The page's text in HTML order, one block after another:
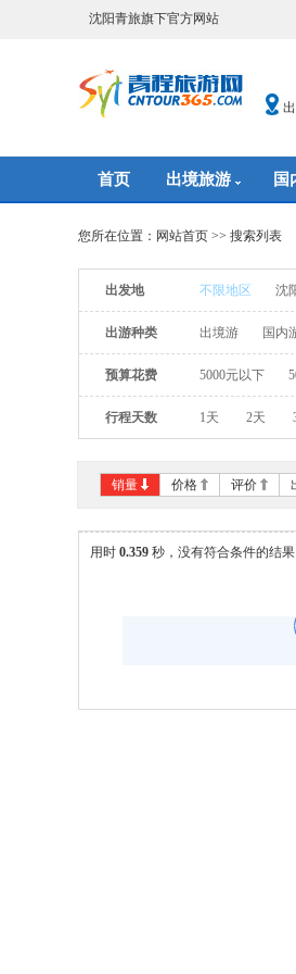
沈阳青旅旗下官方网站
首页 出境旅游 国
您所在位置： 网站首页 >> 搜索列表
出发地 不限地区 沈
出游种类 出境游 国内
预算花费 5000元以下
行程天数 1天 2天
销量 价格 评价
用时 0.359 秒，没有符合条件的结果